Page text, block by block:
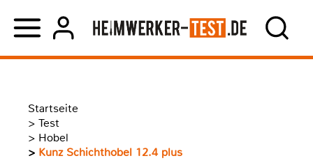
Startseite
> Test
> Hobel
> Kunz Schichthobel 12.4 plus